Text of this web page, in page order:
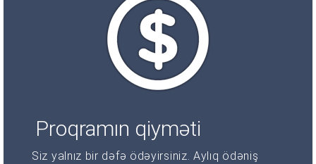
Proqramın qiyməti
Siz yalnız bir dəfə ödəyirsiniz. Aylıq ödəniş